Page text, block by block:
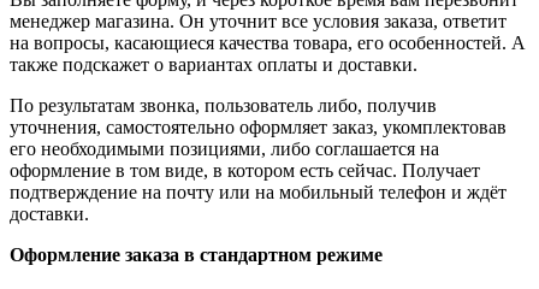
менеджер магазина. Он уточнит все условия заказа, ответит
на вопросы, касающиеся качества товара, его особенностей. А
также подскажет о вариантах оплаты и доставки.
По результатам звонка, пользователь либо, получив
уточнения, самостоятельно оформляет заказ, укомплектовав
его необходимыми позициями, либо соглашается на
оформление в том виде, в котором есть сейчас. Получает
подтверждение на почту или на мобильный телефон и ждёт
доставки.
Оформление заказа в стандартном режиме